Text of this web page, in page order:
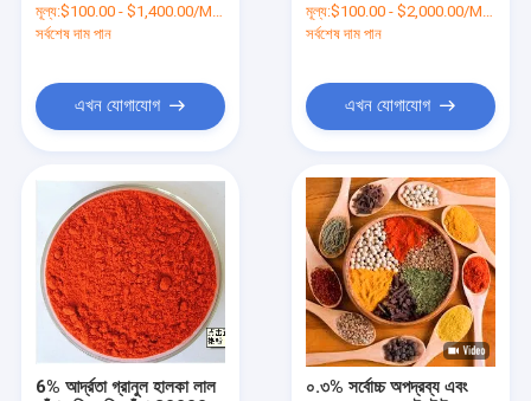
বাড়ি
পণ্য
মূল্য:$100.00 - $1,400.00/Metric Tons
সর্বশেষ দাম পান
এখন যোগাযোগ
মূল্য:$100.00 - $2,000.00/Metric Tons
সর্বশেষ দাম পান
এখন যোগাযোগ
6% আর্দ্রতা গ্রানুল হালকা লাল
০.৩% সর্বোচ্চ অপদ্রব্য এবং